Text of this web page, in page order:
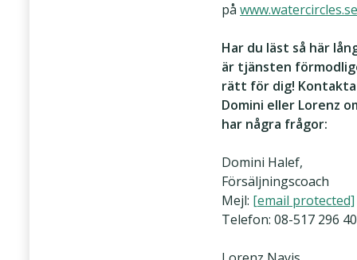
på www.watercircles.se
Har du läst så här
är tjänsten
rätt för dig! Kontakta
Domini eller Lorenz
har några frågor:
Domini Halef,
Försäljningscoach
Mejl: [email protected]
Telefon: 08-517 296 40